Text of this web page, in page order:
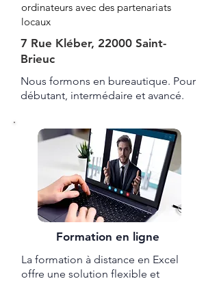
ordinateurs avec des partenariats
locaux
7 Rue Kléber, 22000 Saint-
Brieuc
Nous formons en bureautique. Pour
débutant, intermédaire et avancé.
Formation en ligne
La formation à distance en Excel
offre une solution flexible et